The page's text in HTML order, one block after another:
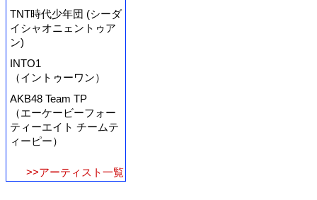
TNT時代少年団 (シーダ
イシャオニェントゥア
ン)
INTO1
（イントゥーワン）
AKB48 Team TP
（エーケービーフォー
ティーエイト チームテ
ィーピー）
>>アーティスト一覧